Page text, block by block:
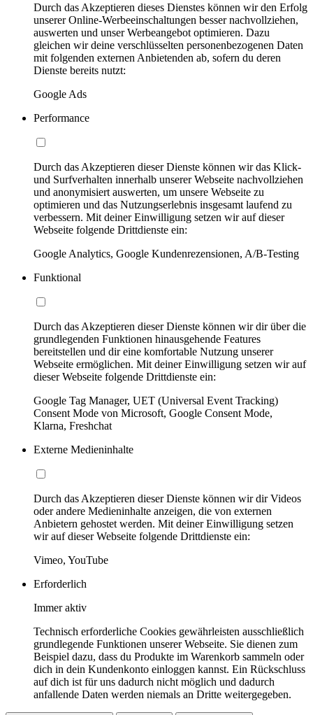
Durch das Akzeptieren dieses Dienstes können wir den Erfolg
unserer Online-Werbeeinschaltungen besser nachvollziehen,
auswerten und unser Werbeangebot optimieren. Dazu
gleichen wir deine verschlüsselten personenbezogenen Daten
mit folgenden externen Anbietenden ab, sofern du deren
Dienste bereits nutzt:
Google Ads
Performance
Durch das Akzeptieren dieser Dienste können wir das Klick-
und Surfverhalten innerhalb unserer Webseite nachvollziehen
und anonymisiert auswerten, um unsere Webseite zu
optimieren und das Nutzungserlebnis insgesamt laufend zu
verbessern. Mit deiner Einwilligung setzen wir auf dieser
Webseite folgende Drittdienste ein:
Google Analytics, Google Kundenrezensionen, A/B-Testing
Funktional
Durch das Akzeptieren dieser Dienste können wir dir über die
grundlegenden Funktionen hinausgehende Features
bereitstellen und dir eine komfortable Nutzung unserer
Webseite ermöglichen. Mit deiner Einwilligung setzen wir auf
dieser Webseite folgende Drittdienste ein:
Google Tag Manager, UET (Universal Event Tracking)
Consent Mode von Microsoft, Google Consent Mode,
Klarna, Freshchat
Externe Medieninhalte
Durch das Akzeptieren dieser Dienste können wir dir Videos
oder andere Medieninhalte anzeigen, die von externen
Anbietern gehostet werden. Mit deiner Einwilligung setzen
wir auf dieser Webseite folgende Drittdienste ein:
Vimeo, YouTube
Erforderlich
Immer aktiv
Technisch erforderliche Cookies gewährleisten ausschließlich
grundlegende Funktionen unserer Webseite. Sie dienen zum
Beispiel dazu, dass du Produkte im Warenkorb sammeln oder
dich in dein Kundenkonto einloggen kannst. Ein Rückschluss
auf dich ist für uns dadurch nicht möglich und dadurch
anfallende Daten werden niemals an Dritte weitergegeben.